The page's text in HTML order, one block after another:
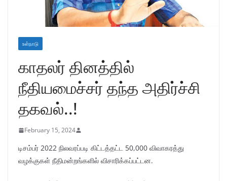
உள்நாடு
காதலர் தினத்தில்
நீதியமைச்சர் தந்த அதிர்ச்சி
தகவல்..!
February 15, 2024
டிசம்பர் 2022 நிலவரப்படி கிட்டத்தட்ட 50,000 விவாகரத்து
வழக்குகள் நீதிமன்றங்களில் விசாரிக்கப்பட்டன.